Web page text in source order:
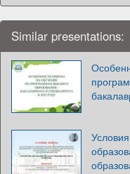
Similar presentations: